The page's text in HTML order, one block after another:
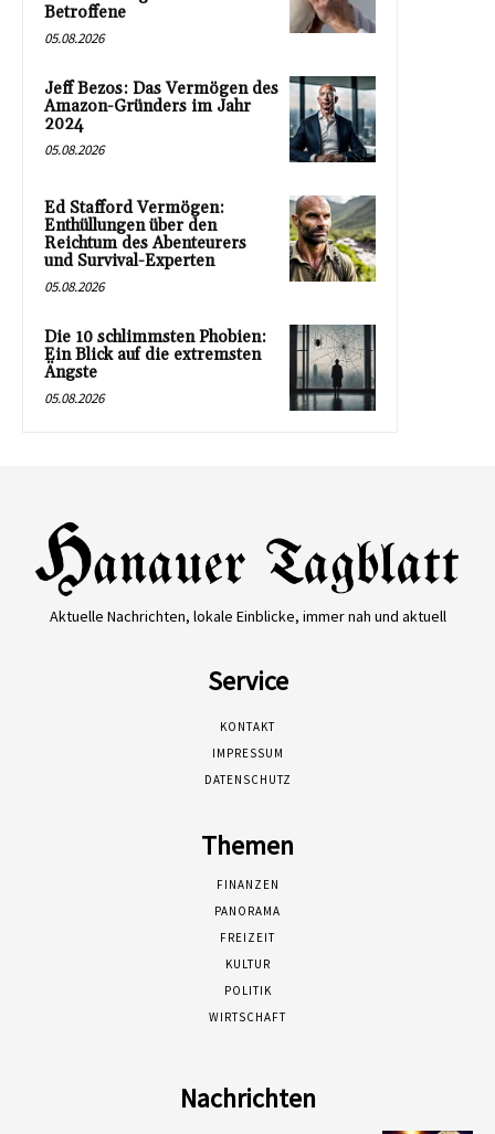
Betroffene
05.08.2026
Jeff Bezos: Das Vermögen des
Amazon-Gründers im Jahr
2024
05.08.2026
Ed Stafford Vermögen:
Enthüllungen über den
Reichtum des Abenteurers
und Survival-Experten
05.08.2026
Die 10 schlimmsten Phobien:
Ein Blick auf die extremsten
Ängste
05.08.2026
Aktuelle Nachrichten, lokale Einblicke, immer nah und aktuell
Service
KONTAKT
IMPRESSUM
DATENSCHUTZ
Themen
FINANZEN
PANORAMA
FREIZEIT
KULTUR
POLITIK
WIRTSCHAFT
Nachrichten